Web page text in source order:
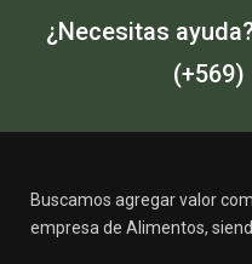
k
a
¿Necesitas
(+569)
Buscamos agregar valor
empresa de Alimentos,